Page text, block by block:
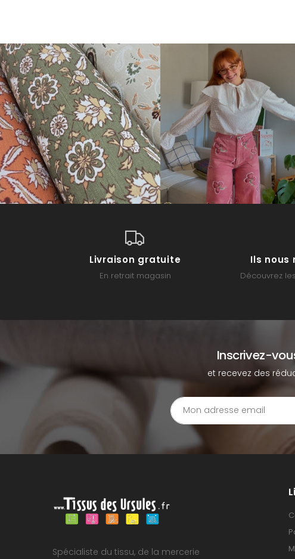
Livraison gratuite
En retrait magasin
Ils nous
Découvrez
Inscrivez-
et recevez des
Spécialiste du tissu, de la mercerie